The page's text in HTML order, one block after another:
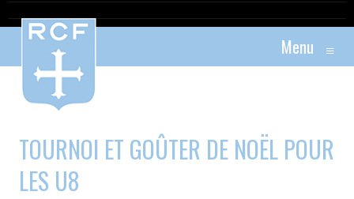
Menu ≡
TOURNOI ET GOÛTER DE NOËL POUR
LES U8